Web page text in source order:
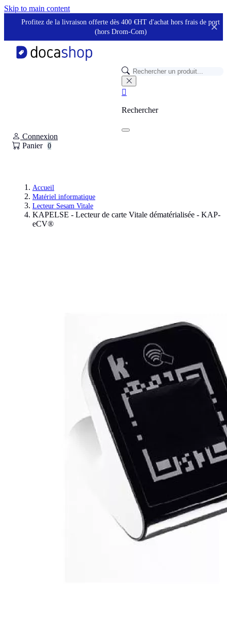
Skip to main content
Profitez de la livraison offerte dès 400 €HT d'achat hors frais de port
(hors Drom-Com)
✕

Rechercher
Connexion
Panier
0
Accueil
Matériel informatique
Lecteur Sesam Vitale
KAPELSE - Lecteur de carte Vitale dématérialisée - KAP-
eCV®
Panneau de gestion des cookies